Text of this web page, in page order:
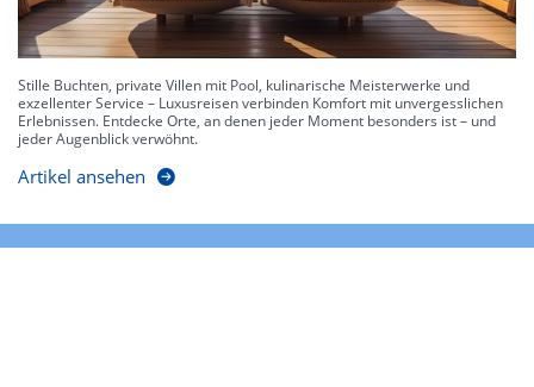
Stille Buchten, private Villen mit Pool, kulinarische Meisterwerke und
exzellenter Service – Luxusreisen verbinden Komfort mit unvergesslichen
Erlebnissen. Entdecke Orte, an denen jeder Moment besonders ist – und
jeder Augenblick verwöhnt.
Artikel ansehen